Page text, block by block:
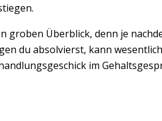
groben Überblick, denn je
du absolvierst, kann
im